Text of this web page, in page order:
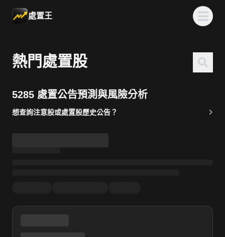
處置王
熱門處置股
5285 處置公告預測與風險分析
想查詢注意股或處置股歷史公告？